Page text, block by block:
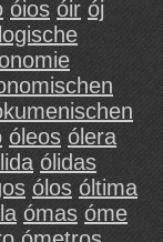
óios óir ój
óleos ólera
ólidas
ólos óltima
ómas óme